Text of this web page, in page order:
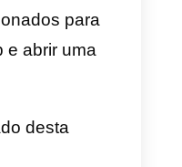
ou de
produtos ou
oferece.